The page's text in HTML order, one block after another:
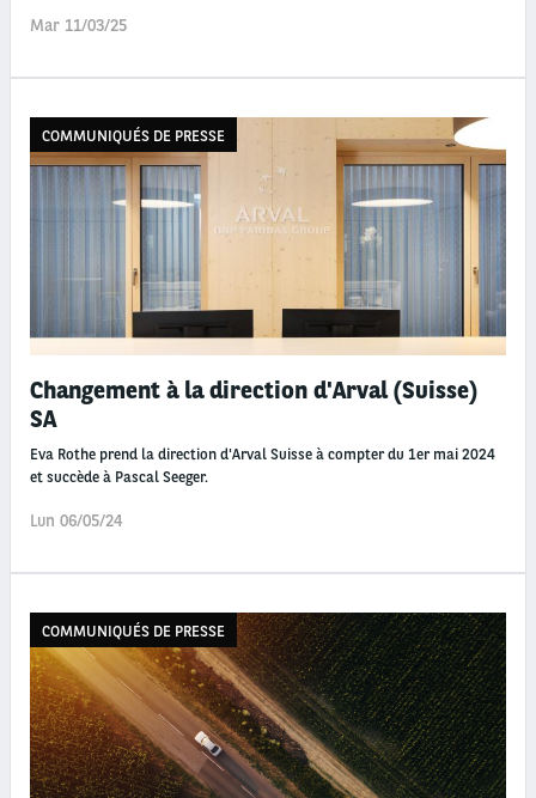
Mar 11/03/25
COMMUNIQUÉS DE PRESSE
Changement à la direction d'Arval (Suisse)
SA
Eva Rothe prend la direction d'Arval Suisse à compter du 1er mai 2024
et succède à Pascal Seeger.
Lun 06/05/24
COMMUNIQUÉS DE PRESSE